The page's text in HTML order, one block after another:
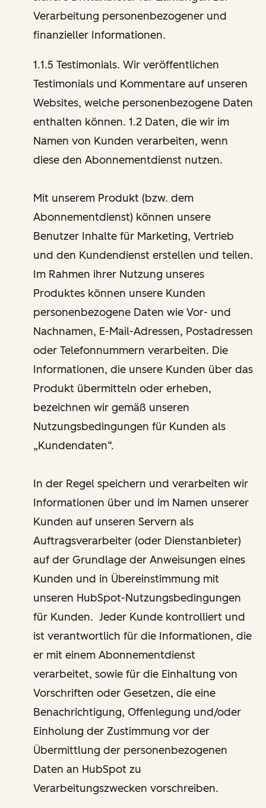
Verarbeitung personenbezogener und
finanzieller Informationen.
1.1.5 Testimonials. Wir veröffentlichen
Testimonials und Kommentare auf unseren
Websites, welche personenbezogene Daten
enthalten können. 1.2 Daten, die wir im
Namen von Kunden verarbeiten, wenn
diese den Abonnementdienst nutzen.
Mit unserem Produkt (bzw. dem
Abonnementdienst) können unsere
Benutzer Inhalte für Marketing, Vertrieb
und den Kundendienst erstellen und teilen.
Im Rahmen ihrer Nutzung unseres
Produktes können unsere Kunden
personenbezogene Daten wie Vor- und
Nachnamen, E-Mail-Adressen, Postadressen
oder Telefonnummern verarbeiten. Die
Informationen, die unsere Kunden über das
Produkt übermitteln oder erheben,
bezeichnen wir gemäß unseren
Nutzungsbedingungen für Kunden als
„Kundendaten“.
In der Regel speichern und verarbeiten wir
Informationen über und im Namen unserer
Kunden auf unseren Servern als
Auftragsverarbeiter (oder Dienstanbieter)
auf der Grundlage der Anweisungen eines
Kunden und in Übereinstimmung mit
unseren HubSpot-Nutzungsbedingungen
für Kunden. Jeder Kunde kontrolliert und
ist verantwortlich für die Informationen, die
er mit einem Abonnementdienst
verarbeitet, sowie für die Einhaltung von
Vorschriften oder Gesetzen, die eine
Benachrichtigung, Offenlegung und/oder
Einholung der Zustimmung vor der
Übermittlung der personenbezogenen
Daten an HubSpot zu
Verarbeitungszwecken vorschreiben.